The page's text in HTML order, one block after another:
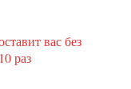
вас без
раз